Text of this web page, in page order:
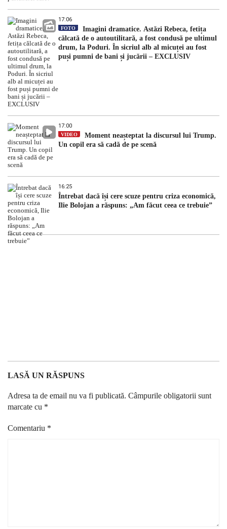
17:06
FOTO
Imagini dramatice. Astăzi Rebeca, fetița
călcată de o autoutilitară, a fost condusă pe ultimul
drum, la Poduri. În sicriul alb al micuței au fost
puși pumni de bani și jucării – EXCLUSIV
17:00
VIDEO
Moment neașteptat la discursul lui Trump.
Un copil era să cadă de pe scenă
16:25
Întrebat dacă își cere scuze pentru criza economică,
Ilie Bolojan a răspuns: „Am făcut ceea ce trebuie”
LASĂ UN RĂSPUNS
Adresa ta de email nu va fi publicată. Câmpurile obligatorii sunt
marcate cu *
Comentariu *